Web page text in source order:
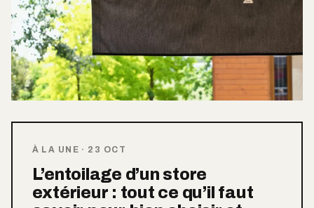
À LA UNE · 23 OCT
L’entoilage d’un store
extérieur : tout ce qu’il faut